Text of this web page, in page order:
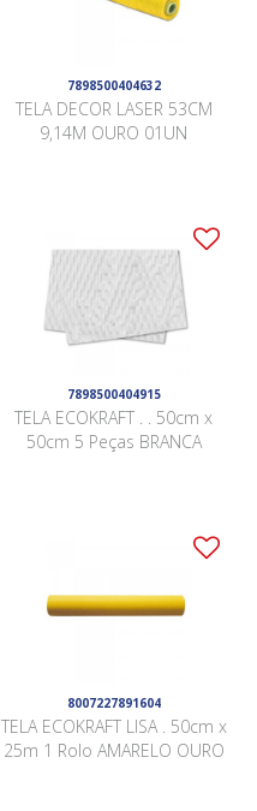
7898500404632
TELA DECOR LASER 53CM
9,14M OURO 01UN
7898500404915
TELA ECOKRAFT . . 50cm x
50cm 5 Peças BRANCA
8007227891604
TELA ECOKRAFT LISA . 50cm x
25m 1 Rolo AMARELO OURO